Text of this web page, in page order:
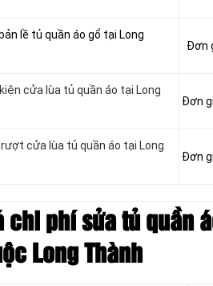
lề tủ quần áo gổ tại Long
Đơn
cửa lùa tủ quần áo tại Long
Đơn
cửa lùa tủ quần áo tại Long
Đơn
chi phí sửa tủ quần
Long Thành